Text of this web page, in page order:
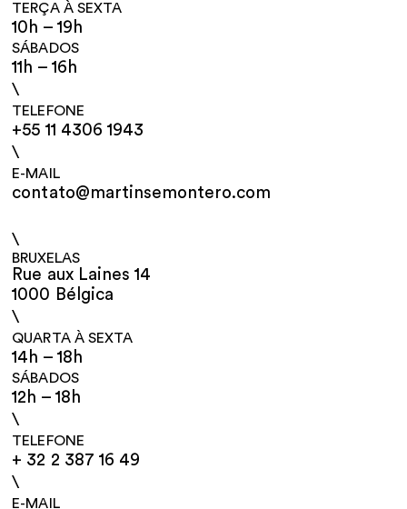
TERÇA À SEXTA
10h – 19h
SÁBADOS
11h – 16h
\
TELEFONE
+55 11 4306 1943
\
E-MAIL
contato@martinsemontero.com
\
BRUXELAS
Rue aux Laines 14
1000 Bélgica
\
QUARTA À SEXTA
14h – 18h
SÁBADOS
12h – 18h
\
TELEFONE
+ 32 2 387 16 49
\
E-MAIL